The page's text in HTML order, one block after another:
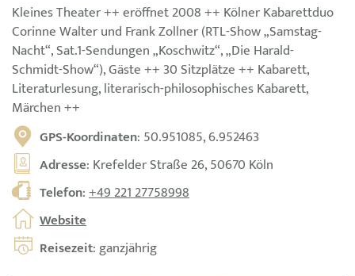
Kleines Theater ++ eröffnet 2008 ++ Kölner Kabarettduo
Corinne Walter und Frank Zollner (RTL-Show „Samstag-
Nacht“, Sat.1-Sendungen „Koschwitz“, „Die Harald-
Schmidt-Show“), Gäste ++ 30 Sitzplätze ++ Kabarett,
Literaturlesung, literarisch-philosophisches Kabarett,
Märchen ++
GPS-Koordinaten: 50.951085, 6.952463
Adresse: Krefelder Straße 26, 50670 Köln
Telefon:+49 221 27758998
Website
Reisezeit: ganzjährig